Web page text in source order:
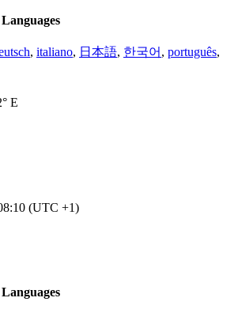
, italiano, 日本語, 한국어 , português,
E
(UTC +1)